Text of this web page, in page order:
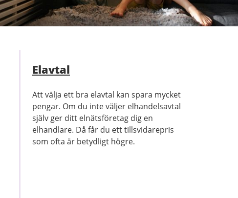
Elavtal
Att välja ett bra elavtal kan spara mycket
pengar. Om du inte väljer elhandelsavtal
själv ger ditt elnätsföretag dig en
elhandlare. Då får du ett tillsvidarepris
som ofta är betydligt högre.